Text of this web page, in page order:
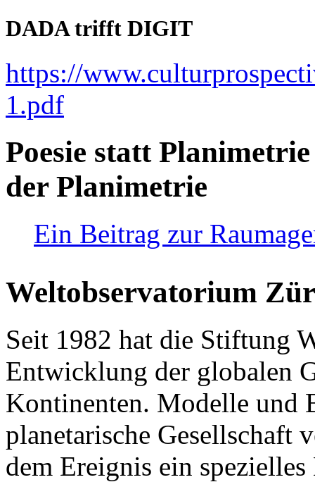
DADA trifft DIGIT
https://
1.pdf
Poesie statt
der Planimetrie
Ein Beitrag zur
Weltobservatorium
Seit 1982 hat die Stiftung
Entwicklung der globalen
Kontinenten. Modelle und
planetarische Gesellschaft
dem Ereignis ein